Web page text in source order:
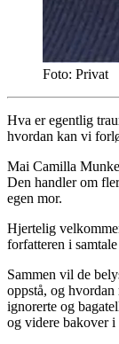
Foto: Privat
Hva er egentlig
hvordan kan vi
Mai Camilla
Den handler om
egen mor.
Hjertelig
forfatteren i
Sammen vil de
oppstå, og
ignorerte og
og videre bakover i